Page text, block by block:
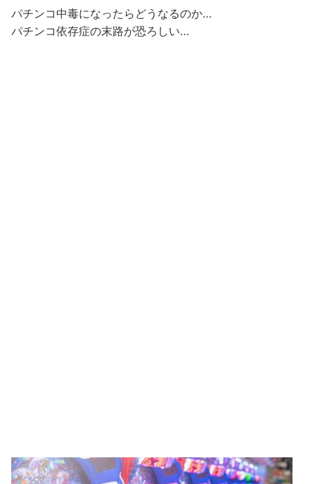
パチンコ中毒になったらどうなるのか…
パチンコ依存症の末路が恐ろしい…